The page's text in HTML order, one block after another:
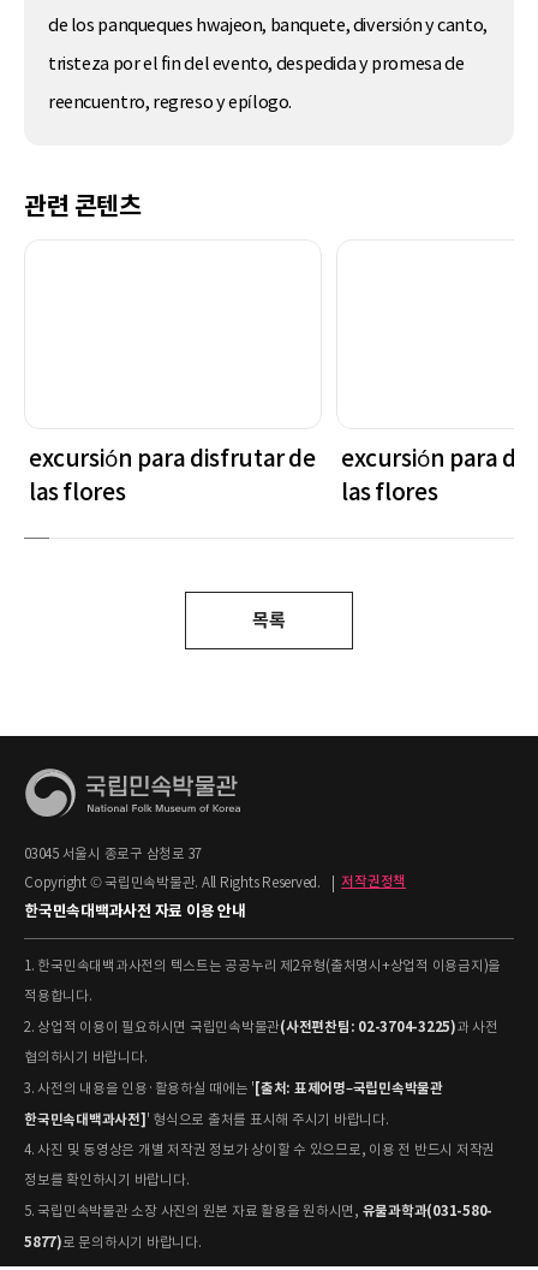
de los panqueques hwajeon, banquete, diversión y canto,
tristeza por el fin del evento, despedida y promesa de
reencuentro, regreso y epílogo.
관련 콘텐츠
excursión para disfrutar de
las flores
excursión para
las flores
목록
03045 서울시 종로구 삼청로 37
Copyright © 국립민속박물관. All Rights Reserved.
저작권정책
한국민속대백과사전 자료 이용 안내
1. 한국민속대백과사전의 텍스트는 공공누리 제2유형(출처명시+상업적 이용금지)을
적용합니다.
2. 상업적 이용이 필요하시면 국립민속박물관(사전편찬팀: 02-3704-3225)과 사전
협의하시기 바랍니다.
3. 사전의 내용을 인용·활용하실 때에는 '[출처: 표제어명–국립민속박물관
한국민속대백과사전]' 형식으로 출처를 표시해 주시기 바랍니다.
4. 사진 및 동영상은 개별 저작권 정보가 상이할 수 있으므로, 이용 전 반드시 저작권
정보를 확인하시기 바랍니다.
5. 국립민속박물관 소장 사진의 원본 자료 활용을 원하시면, 유물과학과(031-580-
5877) 로 문의하시기 바랍니다.